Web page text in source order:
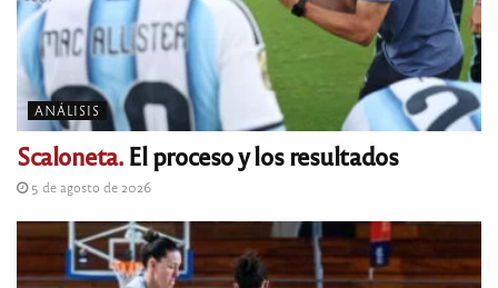
ANÁLISIS
Scaloneta.El proceso y los resultados
5 de agosto de 2026